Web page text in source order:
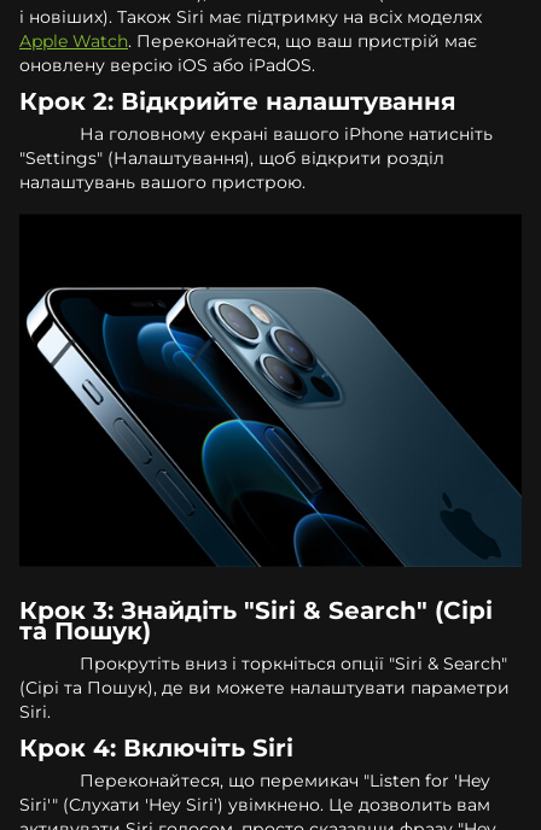
і новіших). Також Siri має підтримку на всіх моделях
Apple Watch. Переконайтеся, що ваш пристрій має
оновлену версію iOS або iPadOS.
Крок 2: Відкрийте налаштування
На головному екрані вашого iPhone натисніть
"Settings" (Налаштування), щоб відкрити розділ
налаштувань вашого пристрою.
Крок 3: Знайдіть "Siri & Search" (Сірі
та Пошук)
Прокрутіть вниз і торкніться опції "Siri & Search"
(Сірі та Пошук), де ви можете налаштувати параметри
Siri.
Крок 4: Включіть Siri
Переконайтеся, що перемикач "Listen for 'Hey
Siri'" (Слухати 'Hey Siri') увімкнено. Це дозволить вам